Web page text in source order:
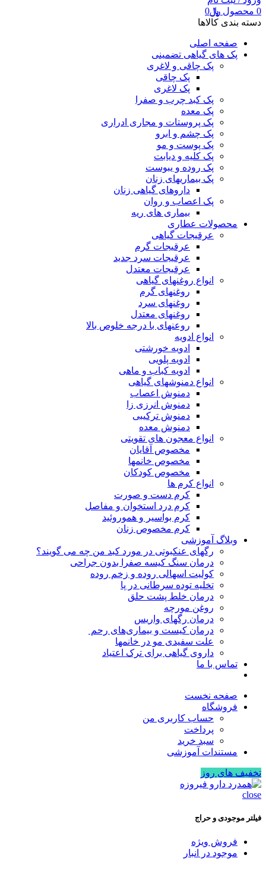
0 محصول ﷼0
دسته بندی کالاها
صفحه اصلی
پک های گیاهی تضمینی
پک چاقی و لاغری
پک چاقی
پک لاغری
پک کبد چرب و صفرا
پک معده
پک پروستات و مجاری ادراری
پک چشم و ابرو
پک پوست و مو
پک کلیه و دیابت
پک روده و یبوست
پک بیماریهای زنان
داروهای گیاهی زنان
پک اعصاب و روان
بیماری های ریه
محصولات عطاری
عرقیجات گیاهی
عرقیجات گرم
عرقیجات سرد جدید
عرقیجات معتدل
انواع روغنهای گیاهی
روغنهای گرم
روغنهای سرد
روغنهای معتدل
روعنهای با درجه خلوص بالا
انواع ادویه
ادویه خورشتی
ادویه پلویی
ادویه کباب و ماهی
انواع دمنوشهای گیاهی
دمنوش اعصاب
دمنوش انرزی زا
دمنوش ترکیبی
دمنوش معده
انواع معجون های تقویتی
مخصوص آقایان
مخصوص خانمها
مخصوص کودکان
انواع کرم ها
کرم دست و صورت
کرم درد استخوان و مفاصل
کرم بواسیر و هموروئید
کرم مخصوص زنان
وبلاگ آموزشی
رگهای عنکبوتی در مورد کبد من چه می گویند؟
درمان سنگ کیسه صفرا بدون جراحی
کولیت اسهالی روده و زخم روده
تخلیه توده سرطانی در پا
درمان خلط پشت حلق
روغن مورچه
درمان رگهای واریس
درمان کیست و بیماری‌های رحم
علت سفیدی مو در خانمها
داروی گیاهی برای ترک اعتیاد
تماس با ما
صفحه نخست
فروشگاه
حساب کاربری من
پرداخت
سبد خرید
مستندات آموزشی
تخفیف های روز
close
فیلتر موجودی و حراج
فروش ویژه
موجود در انبار